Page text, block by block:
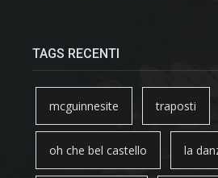
TAGS RECENTI
mcguinnesite traposti
oh che bel castello la